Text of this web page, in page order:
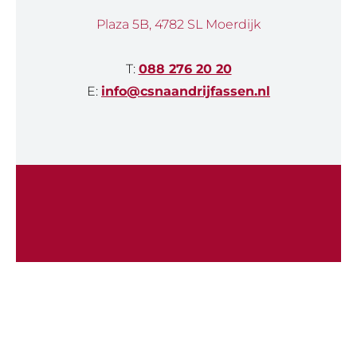
Plaza 5B, 4782 SL Moerdijk
T: 088 276 20 20
E: info@csnaandrijfassen.nl